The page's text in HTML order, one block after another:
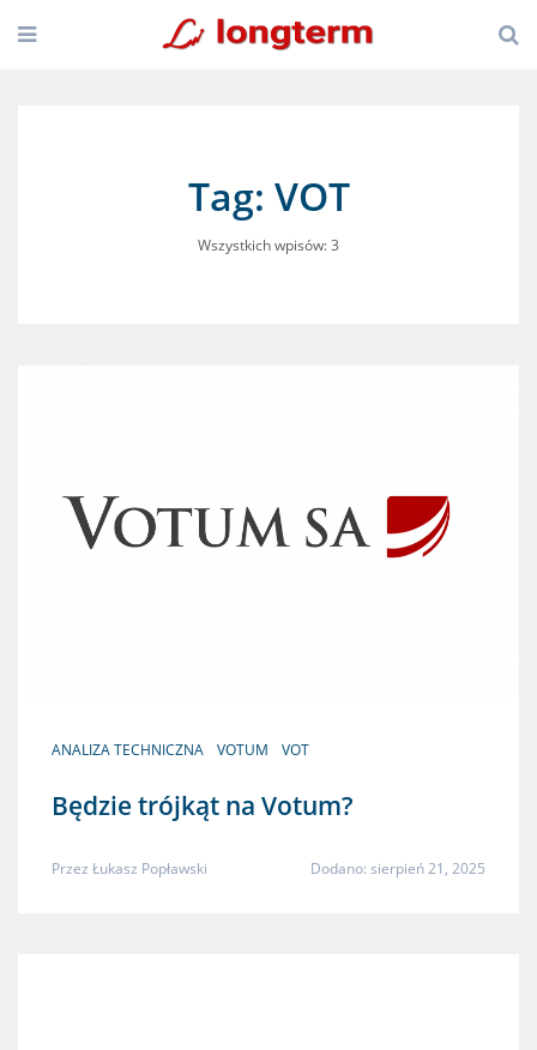
Tag: VOT
Wszystkich wpisów: 3
ANALIZA TECHNICZNA VOTUM VOT
Będzie trójkąt na Votum?
Przez Łukasz Popławski Dodano: sierpień 21, 2025